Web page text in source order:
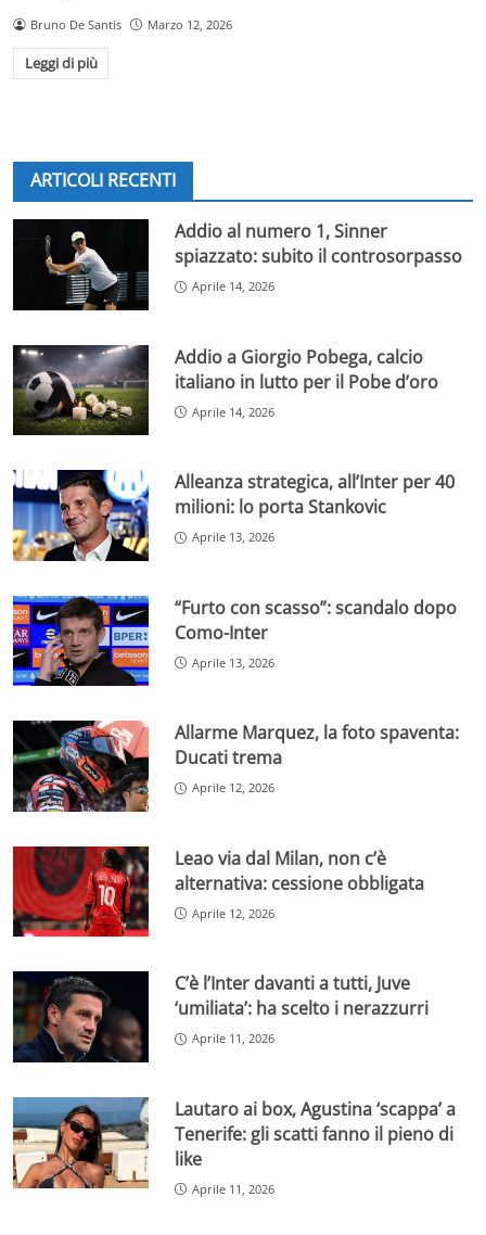
Bruno De Santis Marzo 12, 2026
Leggi di più
ARTICOLI RECENTI
Addio al numero 1, Sinner
spiazzato: subito il controsorpasso
Aprile 14, 2026
Addio a Giorgio Pobega, calcio
italiano in lutto per il Pobe d’oro
Aprile 14, 2026
Alleanza strategica, all’Inter per 40
milioni: lo porta Stankovic
Aprile 13, 2026
“Furto con scasso”: scandalo dopo
Como-Inter
Aprile 13, 2026
Allarme Marquez, la foto spaventa:
Ducati trema
Aprile 12, 2026
Leao via dal Milan, non c’è
alternativa: cessione obbligata
Aprile 12, 2026
C’è l’Inter davanti a tutti, Juve
‘umiliata’: ha scelto i nerazzurri
Aprile 11, 2026
Lautaro ai box, Agustina ‘scappa’ a
Tenerife: gli scatti fanno il pieno di
like
Aprile 11, 2026